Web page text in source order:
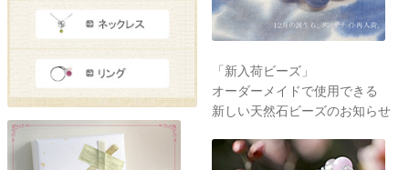
「新入荷ビーズ」
オーダーメイドで使用できる
新しい天然石ビーズのお知らせ